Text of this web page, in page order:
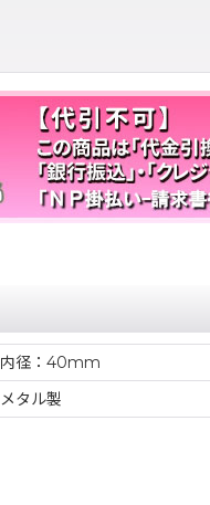
内径：40mm
メタル製